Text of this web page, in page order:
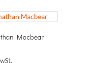
Macbear